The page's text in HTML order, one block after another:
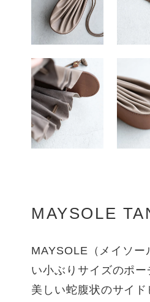
MAYSOLE
MAYSOLE（メイソ
い小ぶりサイズのポー
美しい蛇腹状のサイ